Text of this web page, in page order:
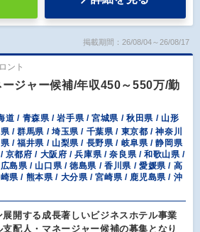
掲載期間：26/08/04～26/08/17
ント
ジャー候補/年収450～550万/勤
道 / 青森県 / 岩手県 / 宮城県 / 秋田県 / 山形
/ 群馬県 / 埼玉県 / 千葉県 / 東京都 / 神奈川
/ 福井県 / 山梨県 / 長野県 / 岐阜県 / 静岡県
京都府 / 大阪府 / 兵庫県 / 奈良県 / 和歌山県 /
島県 / 山口県 / 徳島県 / 香川県 / 愛媛県 / 高
県 / 熊本県 / 大分県 / 宮崎県 / 鹿児島県 / 沖
開する成長著しいビジネスホテル事業
配人・マネージャー候補の募集となり